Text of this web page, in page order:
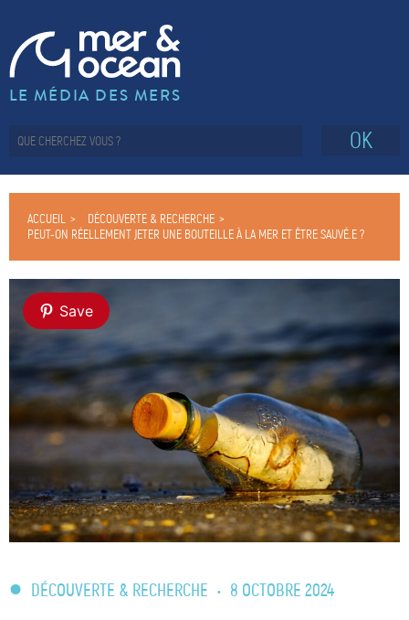
LE MÉDIA DES MERS
OK
ACCUEIL
DÉCOUVERTE & RECHERCHE
PEUT-ON RÉELLEMENT JETER UNE BOUTEILLE À LA MER ET ÊTRE SAUVÉ.E ?
Save
DÉCOUVERTE & RECHERCHE • 8 OCTOBRE 2024